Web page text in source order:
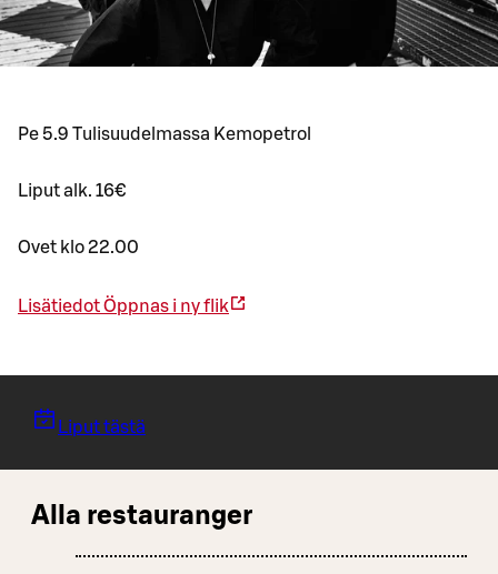
Pe 5.9 Tulisuudelmassa Kemopetrol
Liput alk. 16€
Ovet klo 22.00
LisätiedotÖppnas i ny flik
Liput tästä
Alla restauranger